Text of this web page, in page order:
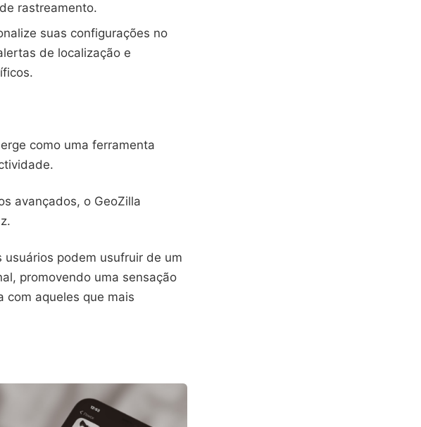
rastreamento.
suas configurações no
de localização e
como uma ferramenta
avançados, o GeoZilla
podem usufruir de um
promovendo uma sensação
com aqueles que mais